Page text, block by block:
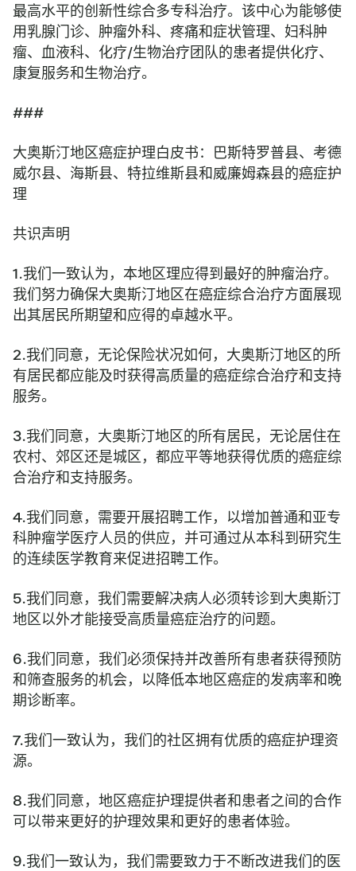
最高水平的创新性综合多专科治疗。该中心为能够使
用乳腺门诊、肿瘤外科、疼痛和症状管理、妇科肿
瘤、血液科、化疗/生物治疗团队的患者提供化疗、
康复服务和生物治疗。
###
大奥斯汀地区癌症护理白皮书：巴斯特罗普县、考德
威尔县、海斯县、特拉维斯县和威廉姆森县的癌症护
理
共识声明
1.我们一致认为，本地区理应得到最好的肿瘤治疗。
我们努力确保大奥斯汀地区在癌症综合治疗方面展现
出其居民所期望和应得的卓越水平。
2.我们同意，无论保险状况如何，大奥斯汀地区的所
有居民都应能及时获得高质量的癌症综合治疗和支持
服务。
3.我们同意，大奥斯汀地区的所有居民，无论居住在
农村、郊区还是城区，都应平等地获得优质的癌症综
合治疗和支持服务。
4.我们同意，需要开展招聘工作，以增加普通和亚专
科肿瘤学医疗人员的供应，并可通过从本科到研究生
的连续医学教育来促进招聘工作。
5.我们同意，我们需要解决病人必须转诊到大奥斯汀
地区以外才能接受高质量癌症治疗的问题。
6.我们同意，我们必须保持并改善所有患者获得预防
和筛查服务的机会，以降低本地区癌症的发病率和晚
期诊断率。
7.我们一致认为，我们的社区拥有优质的癌症护理资
源。
8.我们同意，地区癌症护理提供者和患者之间的合作
可以带来更好的护理效果和更好的患者体验。
9.我们一致认为，我们需要致力于不断改进我们的医